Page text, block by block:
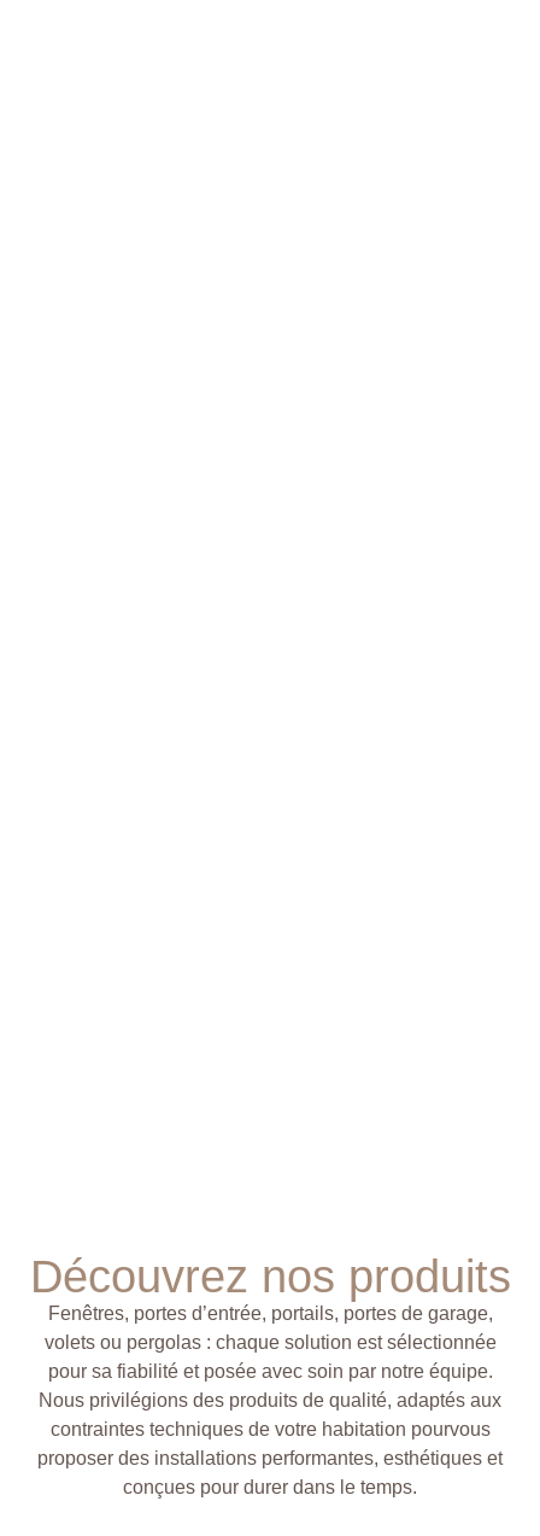
Découvrez nos produits
Fenêtres, portes d’entrée, portails, portes de garage,
volets ou pergolas : chaque solution est sélectionnée
pour sa fiabilité et posée avec soin par notre équipe.
Nous privilégions des produits de qualité, adaptés aux
contraintes techniques de votre habitation pourvous
proposer des installations performantes, esthétiques et
conçues pour durer dans le temps.